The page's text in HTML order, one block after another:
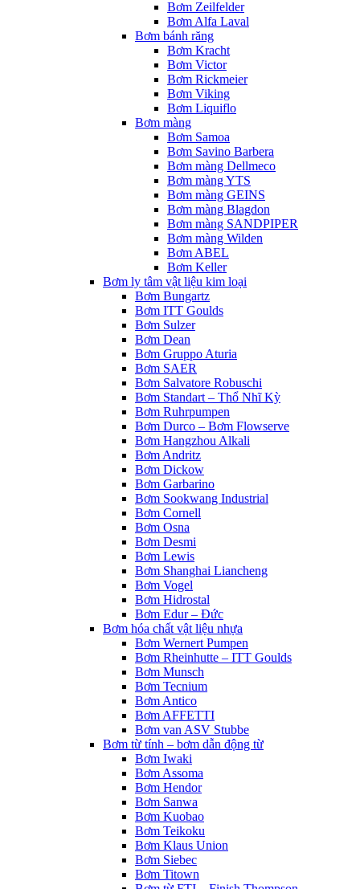
Bơm Zeilfelder
Bơm Alfa Laval
Bơm bánh răng
Bơm Kracht
Bơm Victor
Bơm Rickmeier
Bơm Viking
Bơm Liquiflo
Bơm màng
Bơm Samoa
Bơm Savino Barbera
Bơm màng Dellmeco
Bơm màng YTS
Bơm màng GEINS
Bơm màng Blagdon
Bơm màng SANDPIPER
Bơm màng Wilden
Bơm ABEL
Bơm Keller
Bơm ly tâm vật liệu kim loại
Bơm Bungartz
Bơm ITT Goulds
Bơm Sulzer
Bơm Dean
Bơm Gruppo Aturia
Bơm SAER
Bơm Salvatore Robuschi
Bơm Standart – Thổ Nhĩ Kỳ
Bơm Ruhrpumpen
Bơm Durco – Bơm Flowserve
Bơm Hangzhou Alkali
Bơm Andritz
Bơm Dickow
Bơm Garbarino
Bơm Sookwang Industrial
Bơm Cornell
Bơm Osna
Bơm Desmi
Bơm Lewis
Bơm Shanghai Liancheng
Bơm Vogel
Bơm Hidrostal
Bơm Edur – Đức
Bơm hóa chất vật liệu nhựa
Bơm Wernert Pumpen
Bơm Rheinhutte – ITT Goulds
Bơm Munsch
Bơm Tecnium
Bơm Antico
Bơm AFFETTI
Bơm van ASV Stubbe
Bơm từ tính – bơm dẫn động từ
Bơm Iwaki
Bơm Assoma
Bơm Hendor
Bơm Sanwa
Bơm Kuobao
Bơm Teikoku
Bơm Klaus Union
Bơm Siebec
Bơm Titown